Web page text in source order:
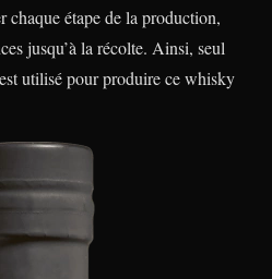
chaque étape de la production,
jusqu’à la récolte. Ainsi, seul
utilisé pour produire ce whisky